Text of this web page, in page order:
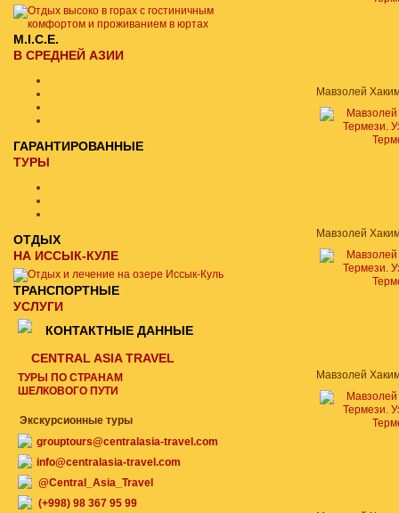
M.I.C.E.
В СРЕДНЕЙ АЗИИ
ГАРАНТИРОВАННЫЕ
ТУРЫ
ОТДЫХ
НА ИССЫК-КУЛЕ
ТРАНСПОРТНЫЕ
УСЛУГИ
КОНТАКТНЫЕ ДАННЫЕ
CENTRAL ASIA TRAVEL
ТУРЫ ПО СТРАНАМ
ШЕЛКОВОГО ПУТИ
Экскурсионные туры
grouptours@centralasia-travel.com
info@centralasia-travel.com
@Central_Asia_Travel
(+998) 98 367 95 99